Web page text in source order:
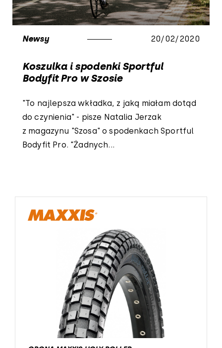
Newsy 20/02/2020
Koszulka i spodenki Sportful
Bodyfit Pro w Szosie
"To najlepsza wkładka, z jaką miałam dotąd
do czynienia" - pisze Natalia Jerzak
z magazynu "Szosa" o spodenkach Sportful
Bodyfit Pro. "Żadnych...